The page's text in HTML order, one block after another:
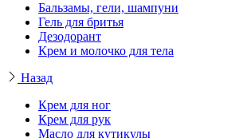
Бальзамы, гели, шампуни
Гель для бритья
Дезодорант
Крем и молочко для тела
Назад
Крем для ног
Крем для рук
Масло для кутикулы